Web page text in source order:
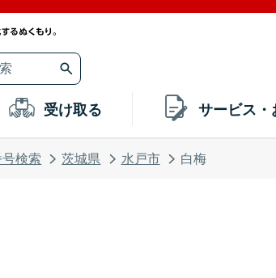
受け取る サービス・
検索 茨城県 水戸市 白梅